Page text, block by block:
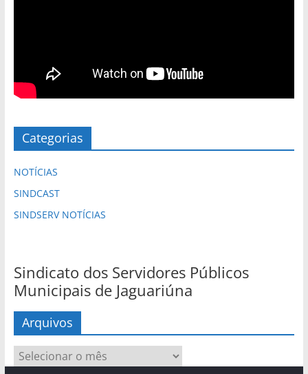
Categorias
NOTÍCIAS
SINDCAST
SINDSERV NOTÍCIAS
Sindicato dos Servidores Públicos
Municipais de Jaguariúna
Arquivos
Arquivos